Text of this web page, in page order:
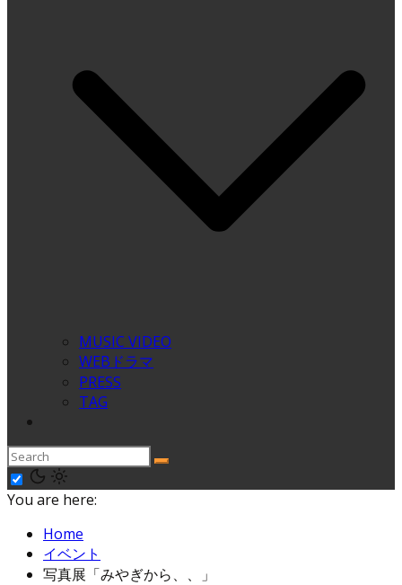
MUSIC VIDEO
WEBドラマ
PRESS
TAG
You are here:
Home
イベント
写真展「みやぎから、、」